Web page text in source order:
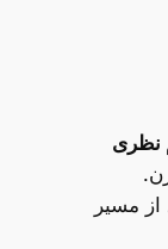
نظری
از مسیر